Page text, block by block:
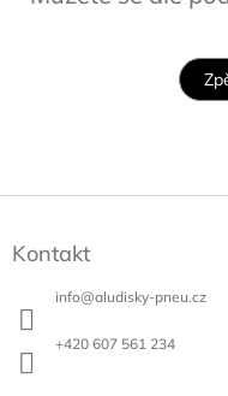
Kontakt
info@aludisky-pneu.cz
+420 607 561 234